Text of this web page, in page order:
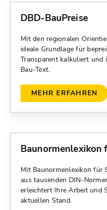
DBD-BauPreise
Mit den regionalen
ideale Grundlage für
Transparent kalkuliert und
Bau-Text.
MEHR ERFAHREN
Baunormenlexikon
Mit Baunormenlexikon für
aus tausenden DIN-
erleichtert Ihre Arbeit und
aktuellen Stand.